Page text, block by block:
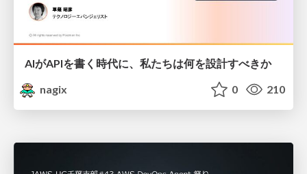
AIがAPIを書く時代に、私たちは何を設計すべきか
nagix
0 210